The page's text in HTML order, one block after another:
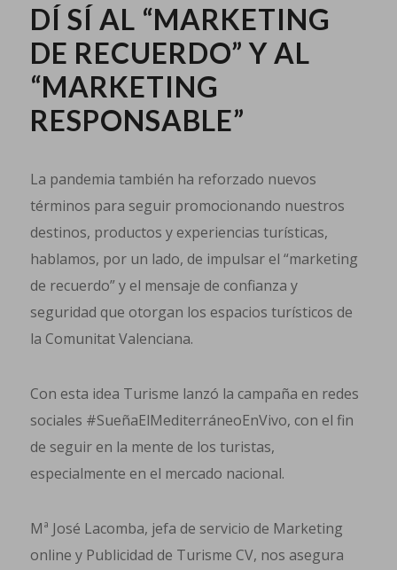
DÍ SÍ AL “MARKETING
DE RECUERDO” Y AL
“MARKETING
RESPONSABLE”
La pandemia también ha reforzado nuevos
términos para seguir promocionando nuestros
destinos, productos y experiencias turísticas,
hablamos, por un lado, de impulsar el “marketing
de recuerdo” y el mensaje de confianza y
seguridad que otorgan los espacios turísticos de
la Comunitat Valenciana.
Con esta idea Turisme lanzó la campaña en redes
sociales #SueñaElMediterráneoEnVivo, con el fin
de seguir en la mente de los turistas,
especialmente en el mercado nacional.
Mª José Lacomba, jefa de servicio de Marketing
online y Publicidad de Turisme CV, nos asegura